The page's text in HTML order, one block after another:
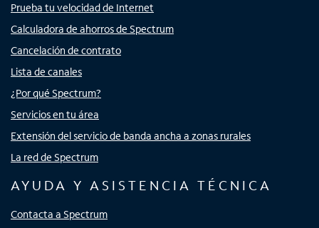
Prueba tu velocidad de Internet
Calculadora de ahorros de Spectrum
Cancelación de contrato
Lista de canales
¿Por qué Spectrum?
Servicios en tu área
Extensión del servicio de banda ancha a zonas rurales
La red de Spectrum
AYUDA Y ASISTENCIA TÉCNICA
Contacta a Spectrum